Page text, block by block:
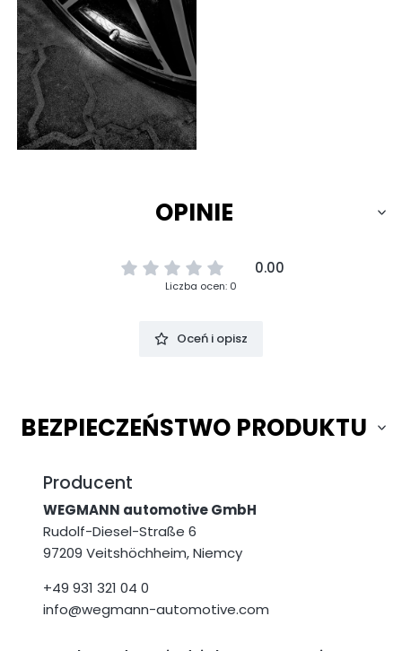
OPINIE
0.00
Liczba ocen: 0
Oceń i opisz
BEZPIECZEŃSTWO PRODUKTU
Producent
WEGMANN automotive GmbH
Rudolf-Diesel-Straße 6
97209 Veitshöchheim, Niemcy
+49 931 321 04 0
info@wegmann-automotive.com